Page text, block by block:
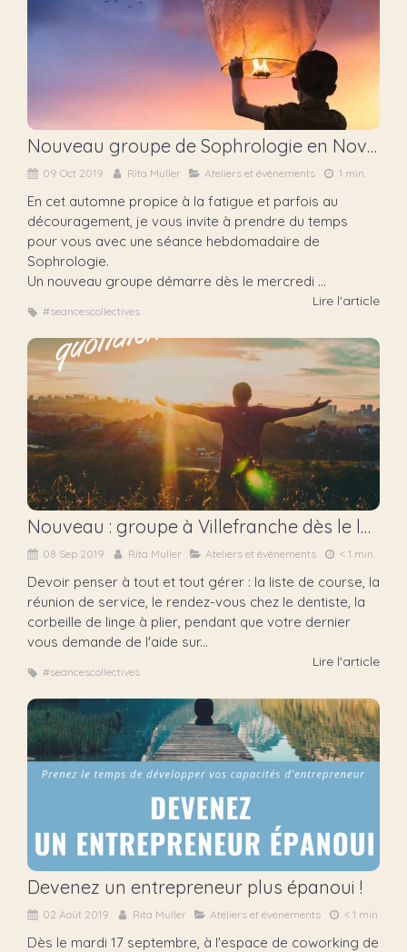
Nouveau groupe de Sophrologie en Novembre
09 Oct 2019 Rita Muller Ateliers et évènements 1 min.
En cet automne propice à la fatigue et parfois au
découragement, je vous invite à prendre du temps
pour vous avec une séance hebdomadaire de
Sophrologie.
Un nouveau groupe démarre dès le mercredi ...
Lire l'article
#seancescollectives
Nouveau : groupe à Villefranche dès le lundi 23/09
08 Sep 2019 Rita Muller Ateliers et évènements < 1 min.
Devoir penser à tout et tout gérer : la liste de course, la
réunion de service, le rendez-vous chez le dentiste, la
corbeille de linge à plier, pendant que votre dernier
vous demande de l'aide sur...
Lire l'article
#seancescollectives
Devenez un entrepreneur plus épanoui !
02 Août 2019 Rita Muller Ateliers et évènements < 1 min.
Dès le mardi 17 septembre, à l'espace de coworking de